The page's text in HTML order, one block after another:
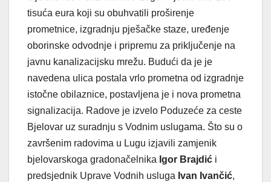
tisuća eura koji su obuhvatili proširenje
prometnice, izgradnju pješačke staze, uređenje
oborinske odvodnje i pripremu za priključenje na
javnu kanalizacijsku mrežu. Budući da je je
navedena ulica postala vrlo prometna od izgradnje
istočne obilaznice, postavljena je i nova prometna
signalizacija. Radove je izvelo Poduzeće za ceste
Bjelovar uz suradnju s Vodnim uslugama. Što su o
završenim radovima u Lugu izjavili zamjenik
bjelovarskoga gradonačelnika Igor Brajdić i
predsjednik Uprave Vodnih usluga Ivan Ivančić,